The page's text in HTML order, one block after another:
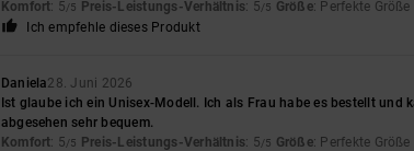
Komfort: 5/5 Preis-Leistungs-Verhältnis: 5/5 Größe: Perfekte Größe
Ich empfehle dieses Produkt
Daniela28. Juni 2026
Ist glaube ich ein Unisex-Modell. Ich als Frau habe es bestellt
abgesehen sehr bequem.
Komfort: 5/5 Preis-Leistungs-Verhältnis: 5/5 Größe: Perfekte Größe